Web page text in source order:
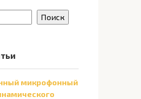
Поиск
микрофонный